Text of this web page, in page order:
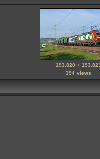
193.820 +
394 views